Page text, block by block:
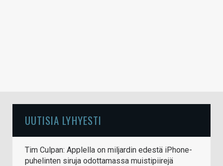
UUTISIA LYHYESTI
Tim Culpan: Applella on miljardin edestä iPhone-
puhelinten siruja odottamassa muistipiirejä